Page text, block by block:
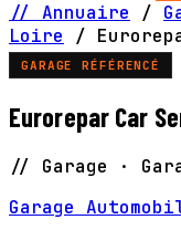
// Annuaire /
Loire
/
GARAGE RÉFÉRENCÉ
Eurorepar Car
// Garage ·
Garage